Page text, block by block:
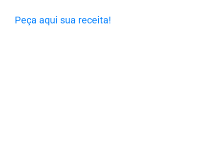
Peça aqui sua receita!